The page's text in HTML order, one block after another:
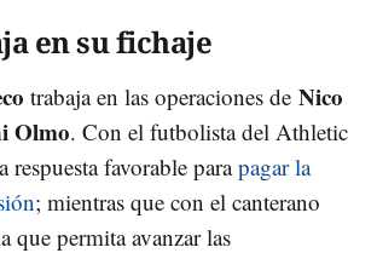
en su fichaje
trabaja en las operaciones de Nico
Olmo. Con el futbolista del Athletic
respuesta favorable parapagar la
; mientras que con el canterano
que permita avanzar las